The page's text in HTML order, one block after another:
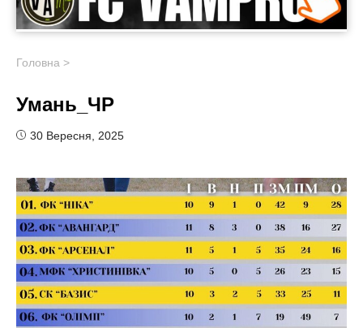
Головна >
Умань_ЧР
30 Вересня, 2025